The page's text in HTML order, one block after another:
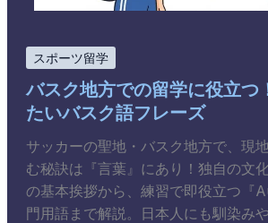
スポーツ留学
バスク地方での留学に役立つ
たいバスク語フレーズ
サッカーの聖地・バスク地方で、現
む秘訣は『言葉』にあり！独自の文
の基本挨拶から、練習で即役立つ『
門用語まで解説。日本人にも馴染み